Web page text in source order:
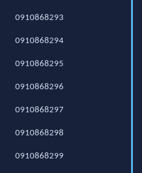
0910868293
0910868294
0910868295
0910868296
0910868297
0910868298
0910868299